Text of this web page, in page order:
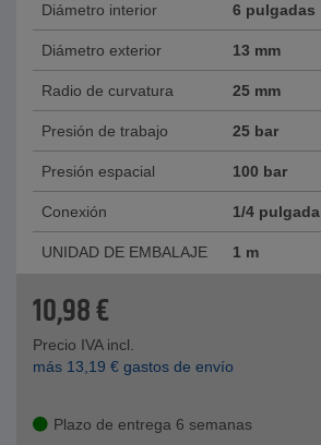
Diámetro interior 6 pulgadas
Diámetro exterior 13 mm
Radio de curvatura 25 mm
Presión de trabajo 25 bar
Presión espacial 100 bar
Conexión 1/4 pulgada
UNIDAD DE EMBALAJE 1 m
10,98€
Precio IVA incl.
más 13,19 € gastos de envío
Plazo de entrega 6 semanas